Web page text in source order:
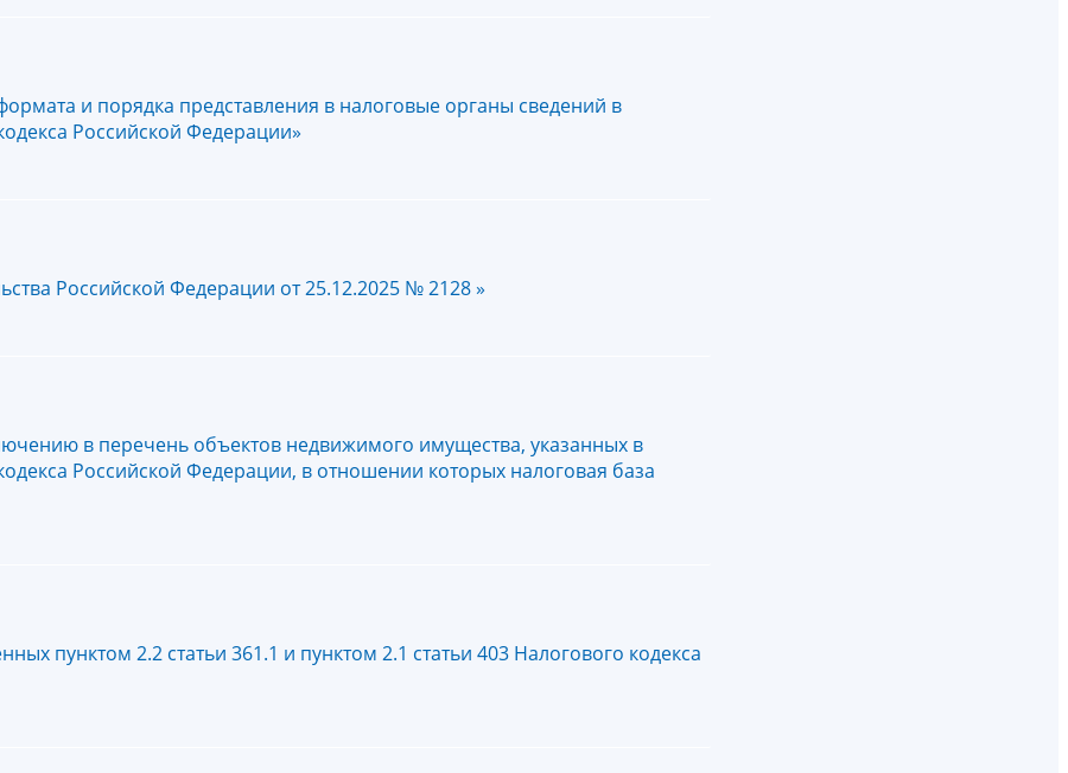
и порядка представления в налоговые органы сведений в
Российской Федерации»
Российской Федерации от 25.12.2025 № 2128 »
в перечень объектов недвижимого имущества, указанных в
Российской Федерации, в отношении которых налоговая база
пунктом 2.2 статьи 361.1 и пунктом 2.1 статьи 403 Налогового кодекса